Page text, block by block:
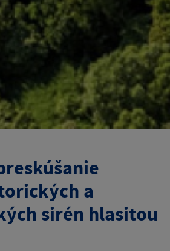
a
sirén hlasitou